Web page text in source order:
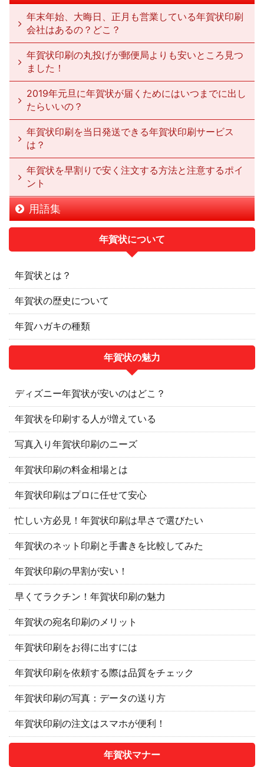
年末年始、大晦日、正月も営業している年賀状印刷
会社はあるの？どこ？
年賀状印刷の丸投げが郵便局よりも安いところ見つ
ました！
2019年元旦に年賀状が届くためにはいつまでに出し
たらいいの？
年賀状印刷を当日発送できる年賀状印刷サービス
は？
年賀状を早割りで安く注文する方法と注意するポイ
ント
用語集
年賀状について
年賀状とは？
年賀状の歴史について
年賀ハガキの種類
年賀状の魅力
ディズニー年賀状が安いのはどこ？
年賀状を印刷する人が増えている
写真入り年賀状印刷のニーズ
年賀状印刷の料金相場とは
年賀状印刷はプロに任せて安心
忙しい方必見！年賀状印刷は早さで選びたい
年賀状のネット印刷と手書きを比較してみた
年賀状印刷の早割が安い！
早くてラクチン！年賀状印刷の魅力
年賀状の宛名印刷のメリット
年賀状印刷をお得に出すには
年賀状印刷を依頼する際は品質をチェック
年賀状印刷の写真：データの送り方
年賀状印刷の注文はスマホが便利！
年賀状マナー